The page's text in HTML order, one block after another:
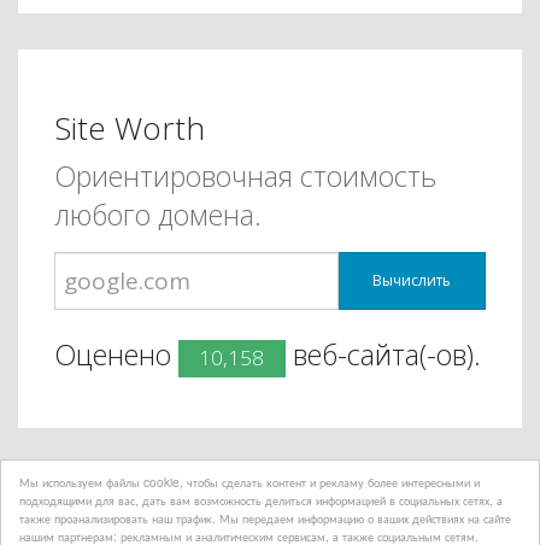
Мы используем файлы cookie, чтобы сделать контент и рекламу более интересными и
подходящими для вас, дать вам возможность делиться информацией в социальных сетях, а
также проанализировать наш трафик. Мы передаем информацию о ваших действиях на сайте
нашим партнерам: рекламным и аналитическим сервисам, а также социальным сетям.
Site Worth
Ориентировочная стоимость
любого домена.
Вычислить
Оценено 10,158 веб-сайта(-ов).